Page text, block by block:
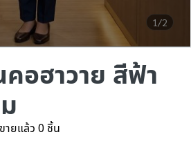
1/2
อฮาวาย สีฟ้า
ขายแล้ว 0 ชิ้น